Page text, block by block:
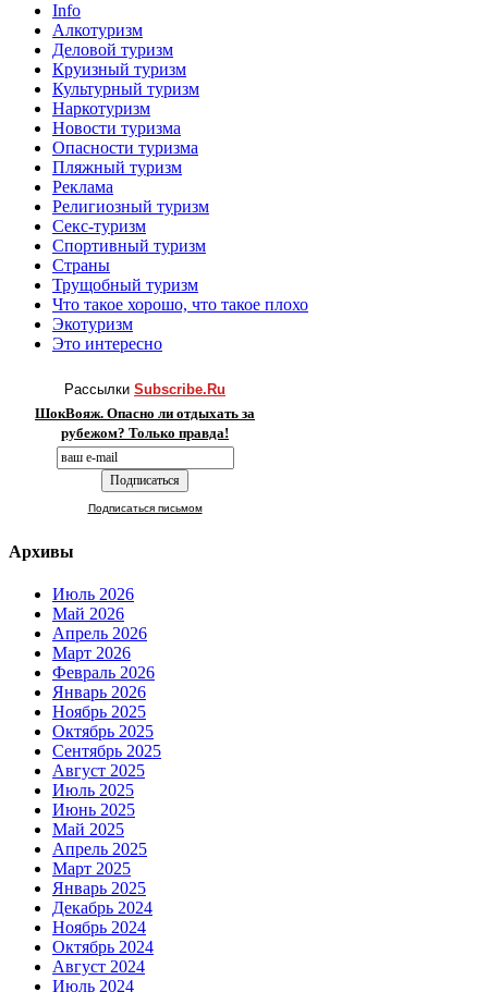
Info
Алкотуризм
Деловой туризм
Круизный туризм
Культурный туризм
Наркотуризм
Новости туризма
Опасности туризма
Пляжный туризм
Реклама
Религиозный туризм
Секс-туризм
Спортивный туризм
Страны
Трущобный туризм
Что такое хорошо, что такое плохо
Экотуризм
Это интересно
Рассылки Subscribe.Ru
ШокВояж. Опасно ли отдыхать за
рубежом? Только правда!
Подписаться письмом
Архивы
Июль 2026
Май 2026
Апрель 2026
Март 2026
Февраль 2026
Январь 2026
Ноябрь 2025
Октябрь 2025
Сентябрь 2025
Август 2025
Июль 2025
Июнь 2025
Май 2025
Апрель 2025
Март 2025
Январь 2025
Декабрь 2024
Ноябрь 2024
Октябрь 2024
Август 2024
Июль 2024